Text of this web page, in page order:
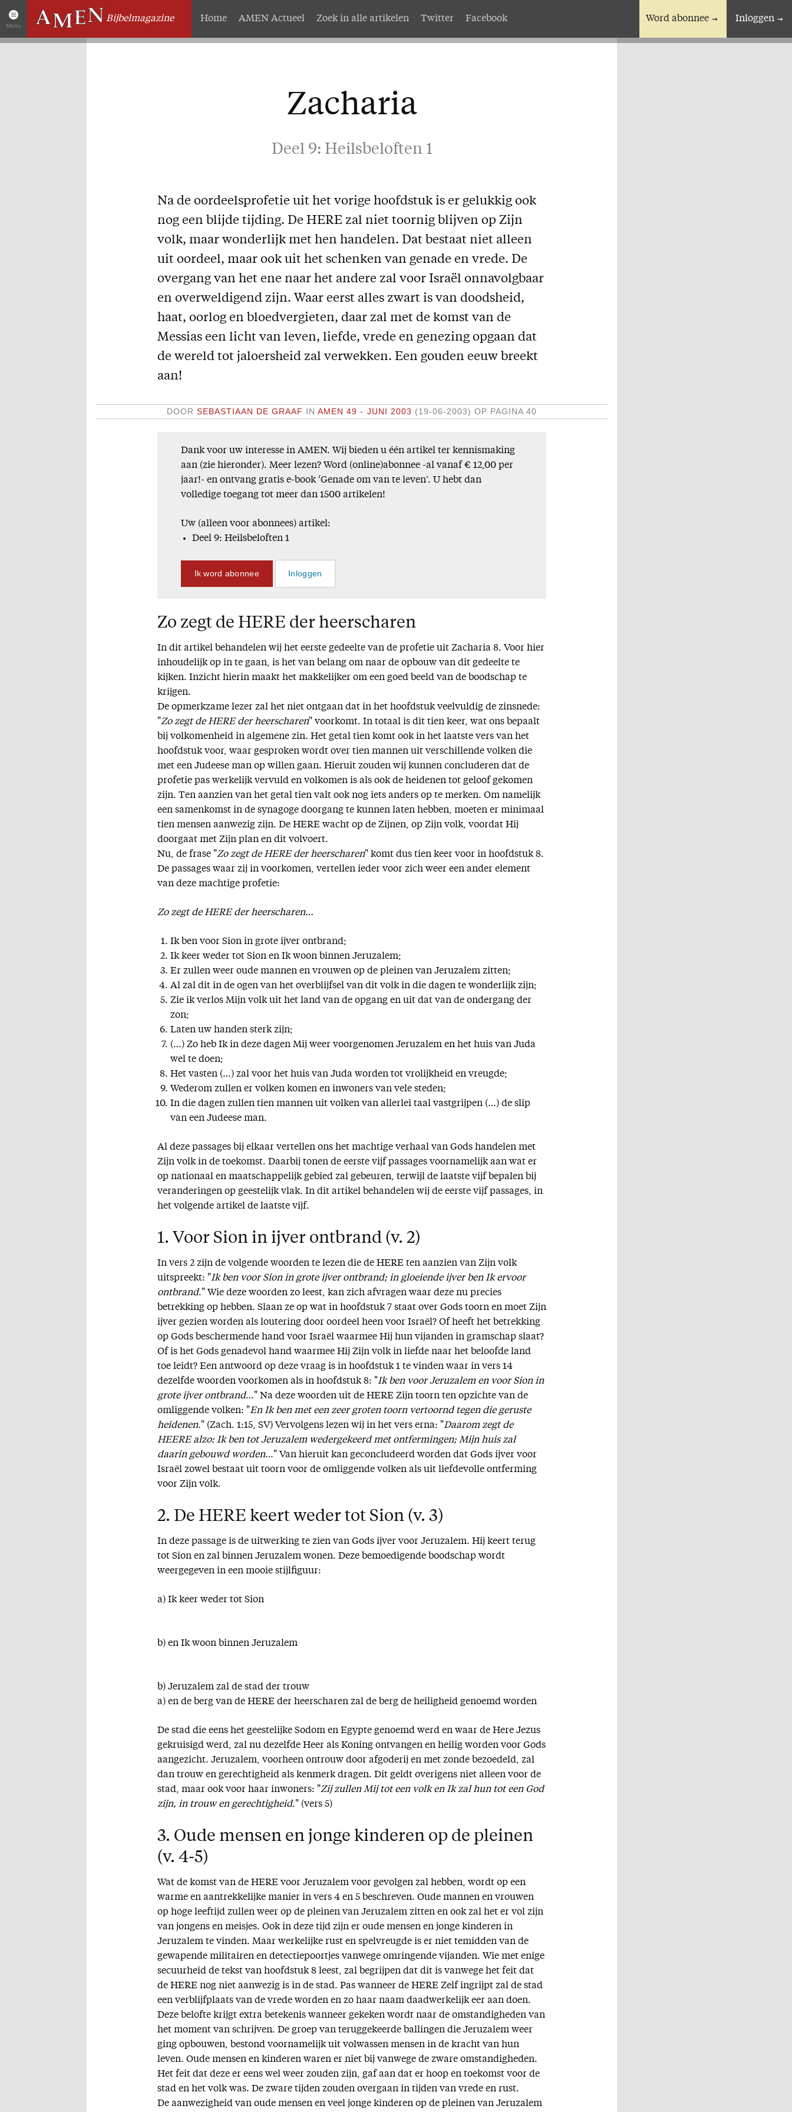
Menu
Bijbelmagazine Word abonnee Inloggen
Geschenkabonnement
Nabestellen
Home AMEN Actueel Zoek in alle artikelen Twitter Facebook
Zacharia
Deel 9: Heilsbeloften 1
Na de oordeelsprofetie uit het vorige hoofdstuk is er gelukkig ook
nog een blijde tijding. De HERE zal niet toornig blijven op Zijn
volk, maar wonderlijk met hen handelen. Dat bestaat niet alleen
uit oordeel, maar ook uit het schenken van genade en vrede. De
overgang van het ene naar het andere zal voor Israël onnavolgbaar
en overweldigend zijn. Waar eerst alles zwart is van doodsheid,
haat, oorlog en bloedvergieten, daar zal met de komst van de
Messias een licht van leven, liefde, vrede en genezing opgaan dat
de wereld tot jaloersheid zal verwekken. Een gouden eeuw breekt
aan!
DOORSEBASTIAAN DE GRAAF INAMEN 49 - JUNI 2003 (19-06-2003) OP PAGINA 40
Dank voor uw interesse in AMEN. Wij bieden u één artikel ter kennismaking
aan (zie hieronder). Meer lezen? Word (online)abonnee -al vanaf € 12,00 per
jaar!- en ontvang gratis e-book ‘Genade om van te leven’. U hebt dan
volledige toegang tot meer dan 1500 artikelen!
Uw (alleen voor abonnees) artikel:
Deel 9: Heilsbeloften 1
Ik word abonnee Inloggen
Zo zegt de HERE der heerscharen
In dit artikel behandelen wij het eerste gedeelte van de profetie uit Zacharia 8. Voor hier
inhoudelijk op in te gaan, is het van belang om naar de opbouw van dit gedeelte te
kijken. Inzicht hierin maakt het makkelijker om een goed beeld van de boodschap te
krijgen.
De opmerkzame lezer zal het niet ontgaan dat in het hoofdstuk veelvuldig de zinsnede:
"Zo zegt de HERE der heerscharen" voorkomt. In totaal is dit tien keer, wat ons bepaalt
bij volkomenheid in algemene zin. Het getal tien komt ook in het laatste vers van het
hoofdstuk voor, waar gesproken wordt over tien mannen uit verschillende volken die
met een Judeese man op willen gaan. Hieruit zouden wij kunnen concluderen dat de
profetie pas werkelijk vervuld en volkomen is als ook de heidenen tot geloof gekomen
zijn. Ten aanzien van het getal tien valt ook nog iets anders op te merken. Om namelijk
een samenkomst in de synagoge doorgang te kunnen laten hebben, moeten er minimaal
tien mensen aanwezig zijn. De HERE wacht op de Zijnen, op Zijn volk, voordat Hij
doorgaat met Zijn plan en dit volvoert.
Nu, de frase "Zo zegt de HERE der heerscharen" komt dus tien keer voor in hoofdstuk 8.
De passages waar zij in voorkomen, vertellen ieder voor zich weer een ander element
van deze machtige profetie:
Zo zegt de HERE der heerscharen…
Ik ben voor Sion in grote ijver ontbrand;
Ik keer weder tot Sion en Ik woon binnen Jeruzalem;
Er zullen weer oude mannen en vrouwen op de pleinen van Jeruzalem zitten;
Al zal dit in de ogen van het overblijfsel van dit volk in die dagen te wonderlijk zijn;
Zie ik verlos Mijn volk uit het land van de opgang en uit dat van de ondergang der
zon;
Laten uw handen sterk zijn;
(…) Zo heb Ik in deze dagen Mij weer voorgenomen Jeruzalem en het huis van Juda
wel te doen;
Het vasten (…) zal voor het huis van Juda worden tot vrolijkheid en vreugde;
Wederom zullen er volken komen en inwoners van vele steden;
In die dagen zullen tien mannen uit volken van allerlei taal vastgrijpen (…) de slip
van een Judeese man.
Al deze passages bij elkaar vertellen ons het machtige verhaal van Gods handelen met
Zijn volk in de toekomst. Daarbij tonen de eerste vijf passages voornamelijk aan wat er
op nationaal en maatschappelijk gebied zal gebeuren, terwijl de laatste vijf bepalen bij
veranderingen op geestelijk vlak. In dit artikel behandelen wij de eerste vijf passages, in
het volgende artikel de laatste vijf.
1. Voor Sion in ijver ontbrand (v. 2)
In vers 2 zijn de volgende woorden te lezen die de HERE ten aanzien van Zijn volk
uitspreekt: "Ik ben voor Sion in grote ijver ontbrand; in gloeiende ijver ben Ik ervoor
ontbrand." Wie deze woorden zo leest, kan zich afvragen waar deze nu precies
betrekking op hebben. Slaan ze op wat in hoofdstuk 7 staat over Gods toorn en moet Zijn
ijver gezien worden als loutering door oordeel heen voor Israël? Of heeft het betrekking
op Gods beschermende hand voor Israël waarmee Hij hun vijanden in gramschap slaat?
Of is het Gods genadevol hand waarmee Hij Zijn volk in liefde naar het beloofde land
toe leidt? Een antwoord op deze vraag is in hoofdstuk 1 te vinden waar in vers 14
dezelfde woorden voorkomen als in hoofdstuk 8: "Ik ben voor Jeruzalem en voor Sion in
grote ijver ontbrand…" Na deze woorden uit de HERE Zijn toorn ten opzichte van de
omliggende volken: "En Ik ben met een zeer groten toorn vertoornd tegen die geruste
heidenen." (Zach. 1:15, SV) Vervolgens lezen wij in het vers erna: "Daarom zegt de
HEERE alzo: Ik ben tot Jeruzalem wedergekeerd met ontfermingen; Mijn huis zal
daarin gebouwd worden…" Van hieruit kan geconcludeerd worden dat Gods ijver voor
Israël zowel bestaat uit toorn voor de omliggende volken als uit liefdevolle ontferming
voor Zijn volk.
2. De HERE keert weder tot Sion (v. 3)
In deze passage is de uitwerking te zien van Gods ijver voor Jeruzalem. Hij keert terug
tot Sion en zal binnen Jeruzalem wonen. Deze bemoedigende boodschap wordt
weergegeven in een mooie stijlfiguur:
a) Ik keer weder tot Sion
b) en Ik woon binnen Jeruzalem
b) Jeruzalem zal de stad der trouw
a) en de berg van de HERE der heerscharen zal de berg de heiligheid genoemd worden
De stad die eens het geestelijke Sodom en Egypte genoemd werd en waar de Here Jezus
gekruisigd werd, zal nu dezelfde Heer als Koning ontvangen en heilig worden voor Gods
aangezicht. Jeruzalem, voorheen ontrouw door afgoderij en met zonde bezoedeld, zal
dan trouw en gerechtigheid als kenmerk dragen. Dit geldt overigens niet alleen voor de
stad, maar ook voor haar inwoners: "Zij zullen Mij tot een volk en Ik zal hun tot een God
zijn, in trouw en gerechtigheid." (vers 5)
3. Oude mensen en jonge kinderen op de pleinen
(v. 4-5)
Wat de komst van de HERE voor Jeruzalem voor gevolgen zal hebben, wordt op een
warme en aantrekkelijke manier in vers 4 en 5 beschreven. Oude mannen en vrouwen
op hoge leeftijd zullen weer op de pleinen van Jeruzalem zitten en ook zal het er vol zijn
van jongens en meisjes. Ook in deze tijd zijn er oude mensen en jonge kinderen in
Jeruzalem te vinden. Maar werkelijke rust en spelvreugde is er niet temidden van de
gewapende militairen en detectiepoortjes vanwege omringende vijanden. Wie met enige
secuurheid de tekst van hoofdstuk 8 leest, zal begrijpen dat dit is vanwege het feit dat
de HERE nog niet aanwezig is in de stad. Pas wanneer de HERE Zelf ingrijpt zal de stad
een verblijfplaats van de vrede worden en zo haar naam daadwerkelijk eer aan doen.
Deze belofte krijgt extra betekenis wanneer gekeken wordt naar de omstandigheden van
het moment van schrijven. De groep van teruggekeerde ballingen die Jeruzalem weer
ging opbouwen, bestond voornamelijk uit volwassen mensen in de kracht van hun
leven. Oude mensen en kinderen waren er niet bij vanwege de zware omstandigheden.
Het feit dat deze er eens wel weer zouden zijn, gaf aan dat er hoop en toekomst voor de
stad en het volk was. De zware tijden zouden overgaan in tijden van vrede en rust.
De aanwezigheid van oude mensen en veel jonge kinderen op de pleinen van Jeruzalem